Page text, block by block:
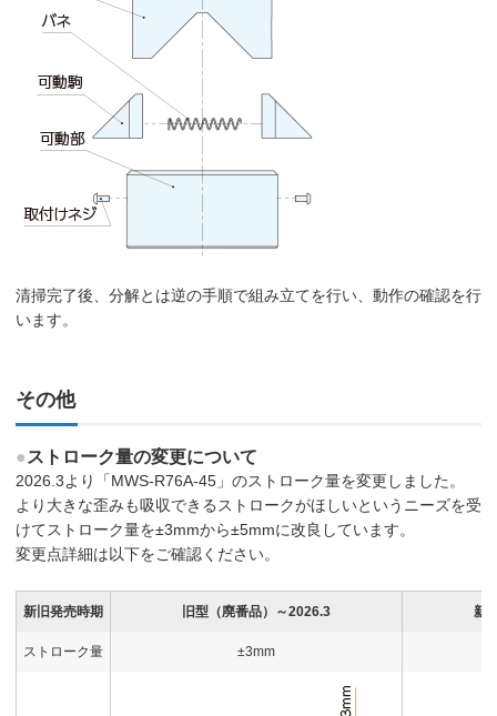
清掃完了後、分解とは逆の手順で組み立てを行い、動作の確認を行
います。
その他
● ストローク量の変更について
2026.3より「MWS-R76A-45」のストローク量を変更しました。
より大きな歪みも吸収できるストロークがほしいというニーズを受
けてストローク量を±3mmから±5mmに改良しています。
変更点詳細は以下をご確認ください。
新旧発売時期 旧型（廃番品）～2026.3 新
ストローク量 ±3mm